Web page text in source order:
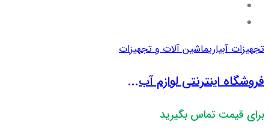
تجهیزات آبیاریماشین آلات و تجهیزات
فروشگاه اینترنتی لوازم آب...
برای قیمت تماس بگیرید